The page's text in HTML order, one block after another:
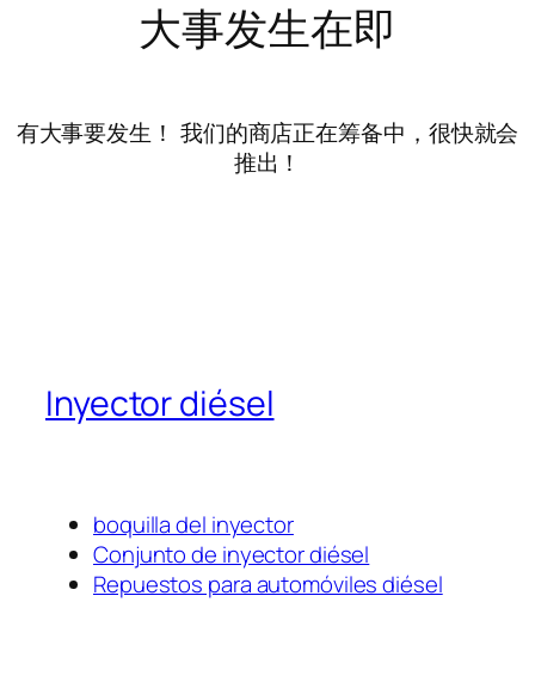
大事发生在即
有大事要发生！ 我们的商店正在筹备中，很快就会
推出！
Inyector diésel
boquilla del inyector
Conjunto de inyector diésel
Repuestos para automóviles diésel